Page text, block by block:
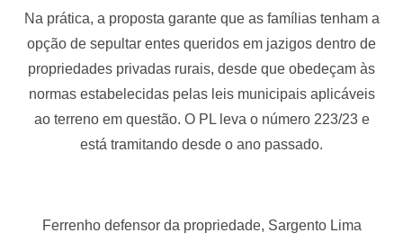
Na prática, a proposta garante que as famílias tenham a
opção de sepultar entes queridos em jazigos dentro de
propriedades privadas rurais, desde que obedeçam às
normas estabelecidas pelas leis municipais aplicáveis
ao terreno em questão. O PL leva o número 223/23 e
está tramitando desde o ano passado.
Ferrenho defensor da propriedade, Sargento Lima